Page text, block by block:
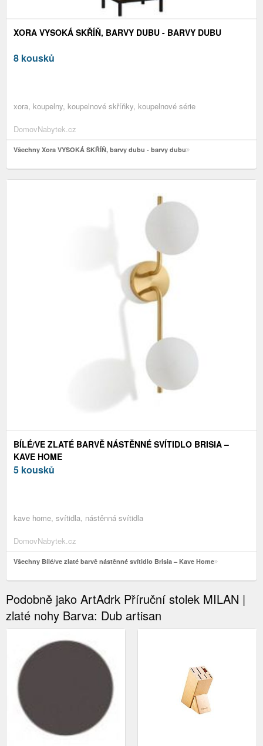
XORA VYSOKÁ SKŘÍŇ, BARVY DUBU - BARVY DUBU
8 kousků
xora, koupelny, koupelnové skříňky, koupelnové série
DomovNabytek.cz
Všechny Xora VYSOKÁ SKŘÍŇ, barvy dubu - barvy dubu
BÍLÉ/VE ZLATÉ BARVĚ NÁSTĚNNÉ SVÍTIDLO BRISIA –
KAVE HOME
5 kousků
kave home, svítidla, nástěnná svítidla
DomovNabytek.cz
Všechny Bílé/ve zlaté barvě nástěnné svítidlo Brisia – Kave Home
Podobně jako ArtAdrk Příruční stolek MILAN |
zlaté nohy Barva: Dub artisan